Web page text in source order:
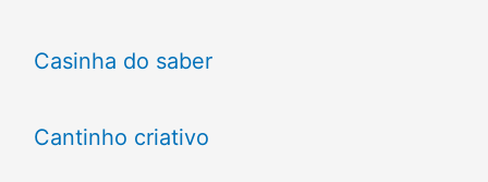
Casinha do saber
Cantinho criativo